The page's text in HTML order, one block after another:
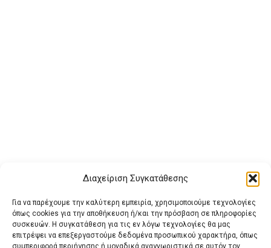
Διαχείριση Συγκατάθεσης
Για να παρέχουμε την καλύτερη εμπειρία, χρησιμοποιούμε τεχνολογίες
όπως cookies για την αποθήκευση ή/και την πρόσβαση σε πληροφορίες
συσκευών. Η συγκατάθεση για τις εν λόγω τεχνολογίες θα μας
επιτρέψει να επεξεργαστούμε δεδομένα προσωπικού χαρακτήρα, όπως
συμπεριφορά περιήγησης ή μοναδικά αναγνωριστικά σε αυτόν τον